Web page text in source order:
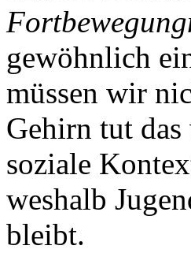
gewöhnlich
müssen wir
Gehirn tut das
soziale
weshalb
bleibt.